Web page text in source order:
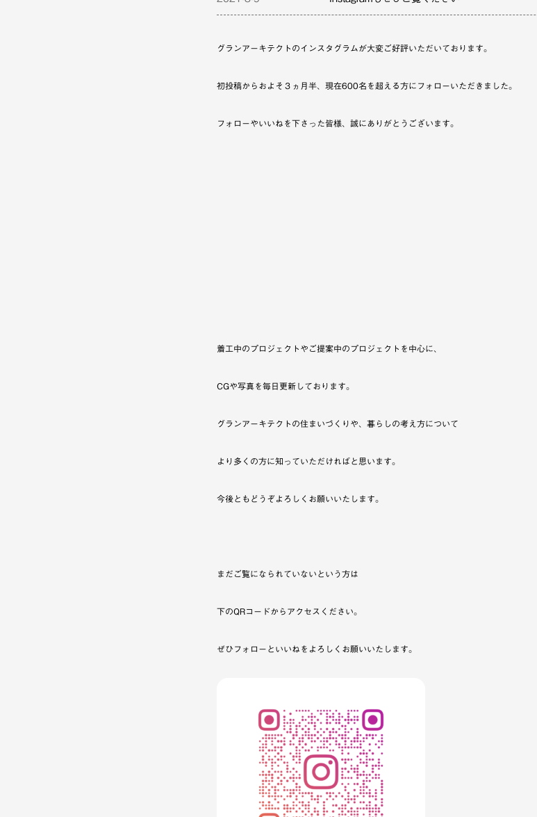
グランアーキテクトのインスタグラムが大変ご好評いただいております。
初投稿からおよそ３ヵ月半、現在600名を超える方にフォローいただきました。
フォローやいいねを下さった皆様、誠にありがとうございます。
着工中のプロジェクトやご提案中のプロジェクトを中心に、
CGや写真を毎日更新しております。
グランアーキテクトの住まいづくりや、暮らしの考え方について
より多くの方に知っていただければと思います。
今後ともどうぞよろしくお願いいたします。
まだご覧になられていないという方は
下のQRコードからアクセスください。
ぜひフォローといいねをよろしくお願いいたします。